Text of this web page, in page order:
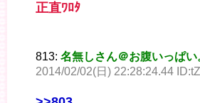
正直ﾜﾛﾀ
813: 名無しさん＠お腹いっぱい
2014/02/02(日) 22:28:24.44